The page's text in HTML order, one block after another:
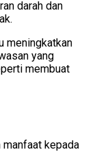
darah dan
meningkatkan
yang
membuat
kepada